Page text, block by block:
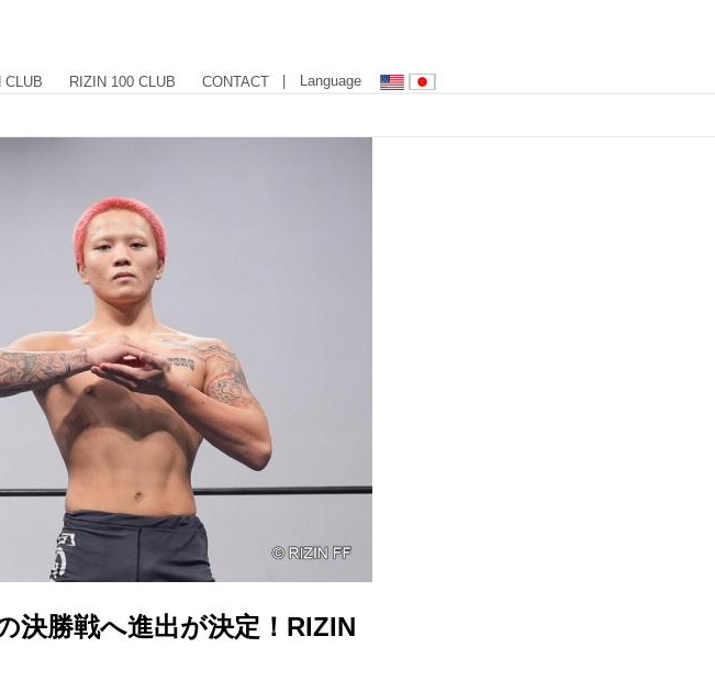
CLUB RIZIN 100 CLUB CONTACT | Language
決勝戦へ進出が決定！RIZIN